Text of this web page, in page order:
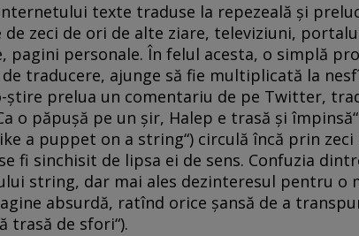
texte traduse la repezeală şi
de zeci de ori de alte ziare, televiziuni,
pagini personale. În felul acesta, o simplă
traducere, ajunge să fie multiplicată la
ştire prelua un comentariu de pe Twitter,
o păpuşă pe un şir, Halep e trasă şi
a puppet on a string“) circulă încă prin
fi sinchisit de lipsa ei de sens. Confuzia
string, dar mai ales dezinteresul pentru o
absurdă, ratînd orice şansă de a
trasă de sfori“).